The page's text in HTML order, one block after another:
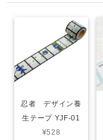
忍者 デザイン養
生テープ YJF-01
¥528